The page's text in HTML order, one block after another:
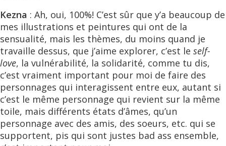
Kezna : Ah, oui, 100%! C’est sûr que y’a beaucoup de
mes illustrations et peintures qui ont de la
sensualité, mais les thèmes, du moins quand je
travaille dessus, que j’aime explorer, c’est le self-
love, la vulnérabilité, la solidarité, comme tu dis,
c’est vraiment important pour moi de faire des
personnages qui interagissent entre eux, autant si
c’est le même personnage qui revient sur la même
toile, mais différents états d’âmes, qu’un
personnage avec des amis, des soeurs, etc. qui se
supportent, pis qui sont justes bad ass ensemble,